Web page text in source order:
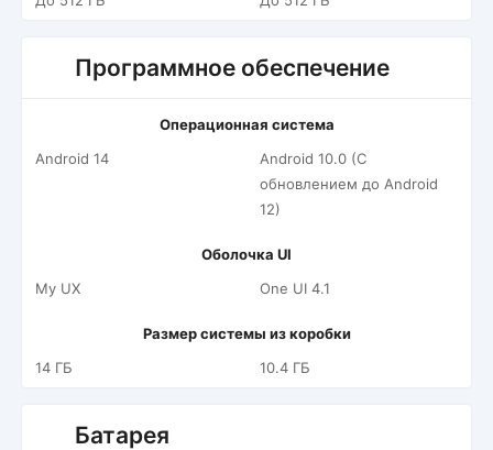
Программное обеспечение
Операционная система
Android 14
Android 10.0 (С
обновлением до Android
12)
Оболочка UI
My UX
One UI 4.1
Размер системы из коробки
14 ГБ
10.4 ГБ
Батарея